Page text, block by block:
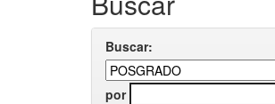
Buscar:
por